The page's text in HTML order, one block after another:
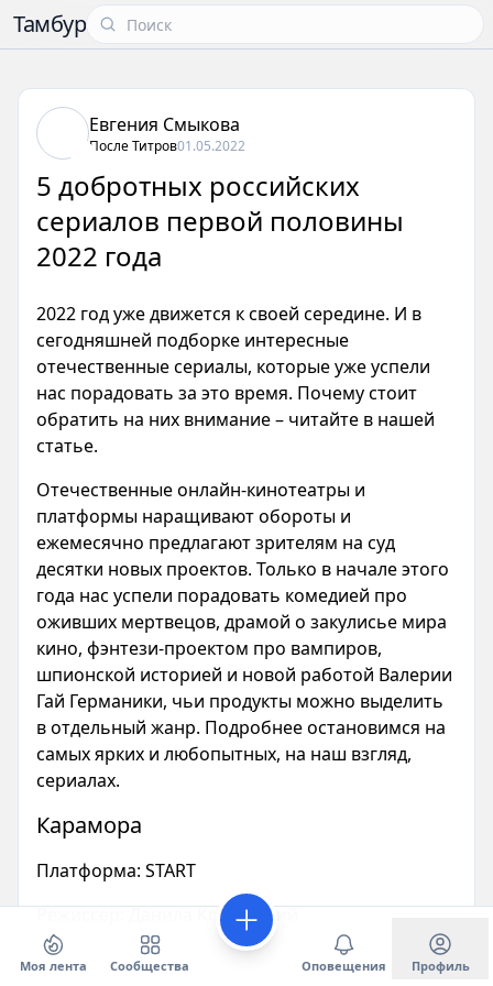
Тамбур
Евгения Смыкова
После Титров01.05.2022
5 добротных российских
сериалов первой половины
2022 года
2022 год уже движется к своей середине. И в
сегодняшней подборке интересные
отечественные сериалы, которые уже успели
нас порадовать за это время. Почему стоит
обратить на них внимание – читайте в нашей
статье.
Отечественные онлайн-кинотеатры и
платформы наращивают обороты и
ежемесячно предлагают зрителям на суд
десятки новых проектов. Только в начале этого
года нас успели порадовать комедией про
оживших мертвецов, драмой о закулисье мира
кино, фэнтези-проектом про вампиров,
шпионской историей и новой работой Валерии
Гай Германики, чьи продукты можно выделить
в отдельный жанр. Подробнее остановимся на
самых ярких и любопытных, на наш взгляд,
сериалах.
Карамора
Платформа: START
Режиссёр: Данила Козловский
Моя лента Сообщества Оповещения Профиль